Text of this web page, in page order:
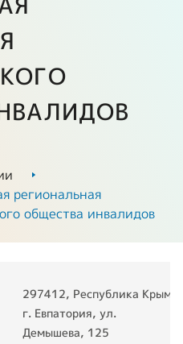
региональная
общества инвалидов
297412, Республика Крым,
г. Евпатория, ул.
Демышева, 125